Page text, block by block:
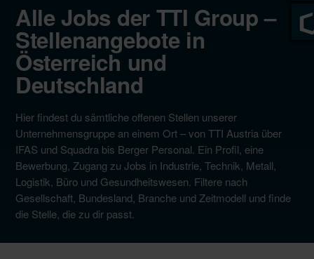
Alle Jobs der TTI Group –
Stellenangebote in
Österreich und
Deutschland
Hier findest du sämtliche offenen Stellen unserer
Unternehmensgruppe an einem Ort – von TTI Austria über
IFAS und Squadra bis Berger Personal. Ein Profil, eine
Bewerbung, Zugang zu Jobs in Industrie, Technik, Metall,
Logistik, Büro und Gesundheitswesen. Filtere nach
Gesellschaft, Bundesland, Branche und Zeitmodell und finde
die Stelle, die zu dir passt.